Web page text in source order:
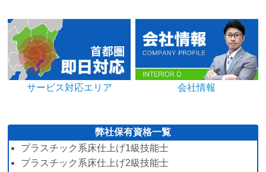
サービス対応エリア 会社情報
弊社保有資格一覧
プラスチック系床仕上げ1級技能士
プラスチック系床仕上げ2級技能士